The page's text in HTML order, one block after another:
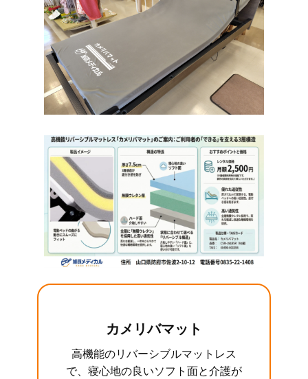
カメリバマット
高機能のリバーシブルマットレス
で、寝心地の良いソフト面と介護が